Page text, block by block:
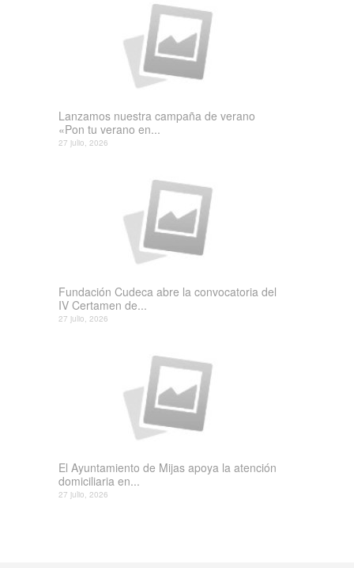
Lanzamos nuestra campaña de verano
«Pon tu verano en...
27 julio, 2026
Fundación Cudeca abre la convocatoria del
IV Certamen de...
27 julio, 2026
El Ayuntamiento de Mijas apoya la atención
domiciliaria en...
27 julio, 2026